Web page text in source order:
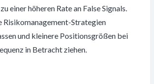
einer höheren Rate an False Signals.
Risikomanagement-Strategien
und kleinere Positionsgrößen bei
in Betracht ziehen.